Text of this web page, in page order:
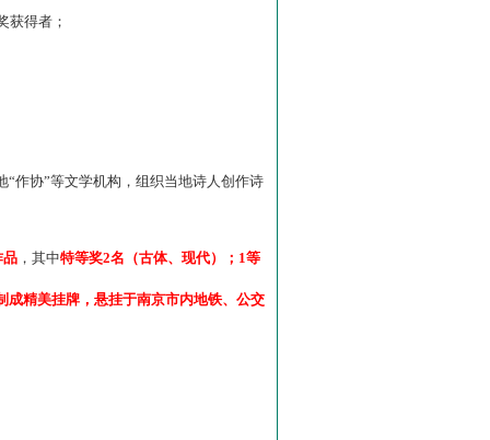
获得者；
作协”等文学机构，组织当地诗人创作诗
品 ，其中特等奖2名（古体、现代）；1等
成精美挂牌，悬挂于南京市内地铁、公交